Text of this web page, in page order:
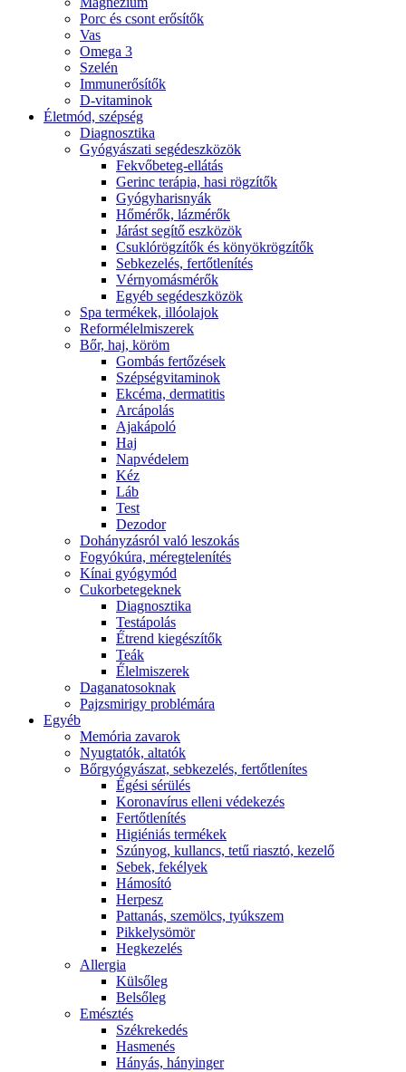
Porc és csont erősítők
Vas
Omega 3
Szelén
Immunerősítők
D-vitaminok
Életmód, szépség
Diagnosztika
Gyógyászati segédeszközök
Fekvőbeteg-ellátás
Gerinc terápia, hasi rögzítők
Gyógyharisnyák
Hőmérők, lázmérők
Járást segítő eszközök
Csuklórögzítők és könyökrögzítők
Sebkezelés, fertőtlenítés
Vérnyomásmérők
Egyéb segédeszközök
Spa termékek, illóolajok
Reformélelmiszerek
Bőr, haj, köröm
Gombás fertőzések
Szépségvitaminok
Ekcéma, dermatitis
Arcápolás
Ajakápoló
Haj
Napvédelem
Kéz
Láb
Test
Dezodor
Dohányzásról való leszokás
Fogyókúra, méregtelenítés
Kínai gyógymód
Cukorbetegeknek
Diagnosztika
Testápolás
É́trend kiegészítők
Teák
É́lelmiszerek
Daganatosoknak
Pajzsmirigy problémára
Egyéb
Memória zavarok
Nyugtatók, altatók
Bőrgyógyászat, sebkezelés, fertőtlenítes
É́gési sérülés
Koronavírus elleni védekezés
Fertőtlenítés
Higiéniás termékek
Szúnyog, kullancs, tetű riasztó, kezelő
Sebek, fekélyek
Hámosító
Herpesz
Pattanás, szemölcs, tyúkszem
Pikkelysömör
Hegkezelés
Allergia
Külsőleg
Belsőleg
Emésztés
Székrekedés
Hasmenés
Hányás, hányinger